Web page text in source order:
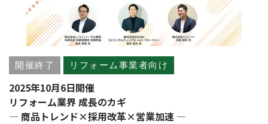
開催終了 リフォーム事業者向け
2025年10月6日開催
リフォーム業界 成長のカギ
― 商品トレンド×採用改革×営業加速 ―